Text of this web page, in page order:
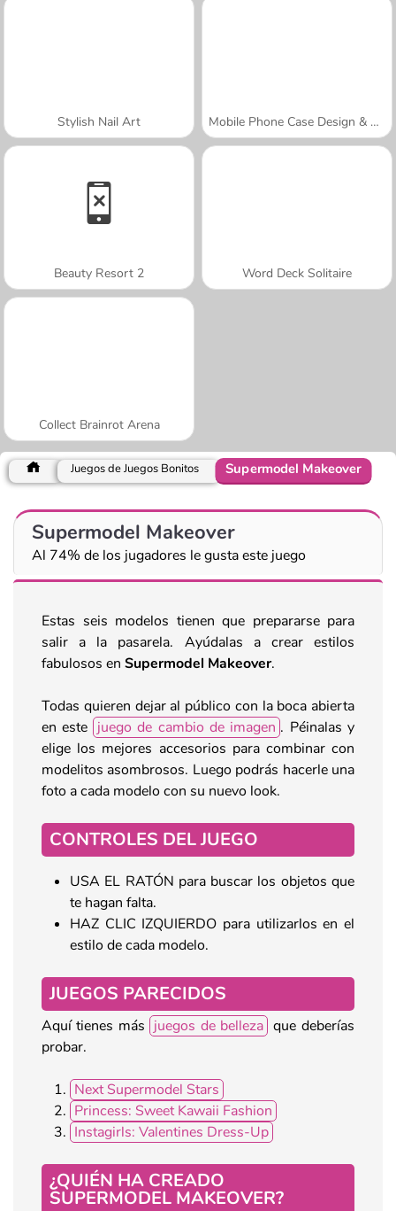
Stylish Nail Art Mobile Phone Case Design & DIY
Beauty Resort 2 Word Deck Solitaire
Collect Brainrot Arena
Juegos de Juegos Bonitos Supermodel Makeover
Supermodel Makeover
Al 74% de los jugadores le gusta este juego
Estas seis modelos tienen que prepararse para
salir a la pasarela. Ayúdalas a crear estilos
fabulosos en Supermodel Makeover.
Todas quieren dejar al público con la boca abierta
en este juego de cambio de imagen . Péinalas y
elige los mejores accesorios para combinar con
modelitos asombrosos. Luego podrás hacerle una
foto a cada modelo con su nuevo look.
CONTROLES DEL JUEGO
USA EL RATÓN para buscar los objetos que
te hagan falta.
HAZ CLIC IZQUIERDO para utilizarlos en el
estilo de cada modelo.
JUEGOS PARECIDOS
Aquí tienes más juegos de belleza que deberías
probar.
Next Supermodel Stars
Princess: Sweet Kawaii Fashion
Instagirls: Valentines Dress-Up
¿QUIÉN HA CREADO
SUPERMODEL MAKEOVER?